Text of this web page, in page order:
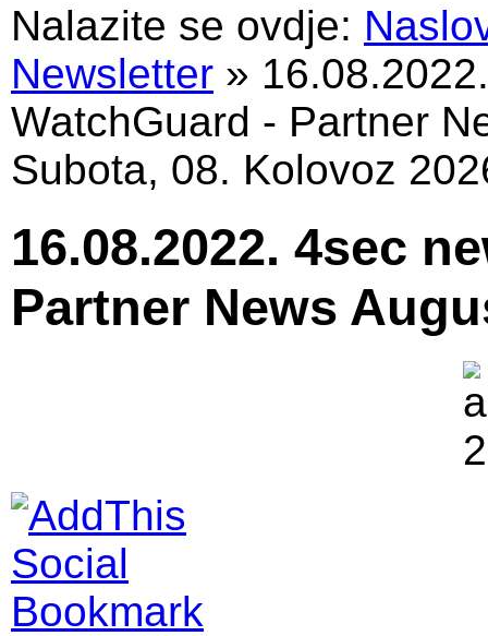
Nalazite se ovdje:
Newsletter »
WatchGuard - Partner
Subota, 08. Kolovoz
16.08.2022. 4sec
Partner News